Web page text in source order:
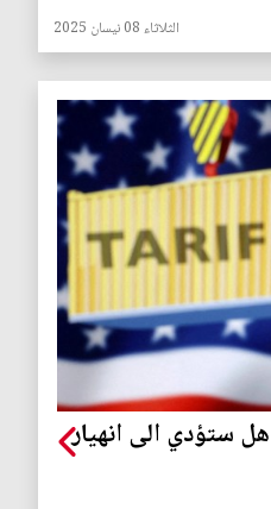
الثلاثاء 08 نيسان 2025
هل ستؤدي الى انهيار